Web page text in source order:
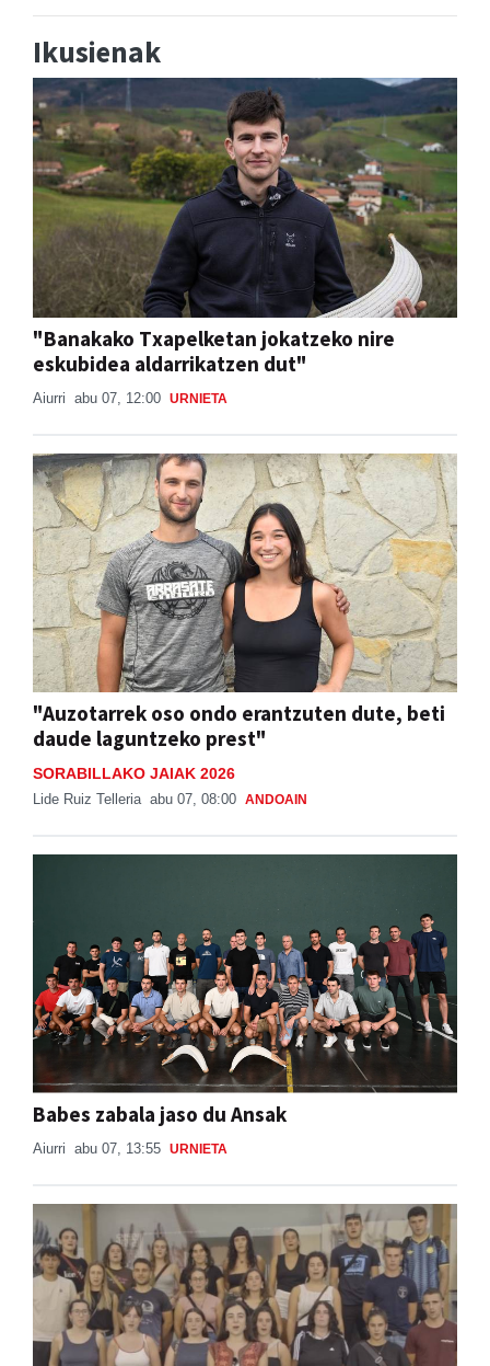
Ikusienak
"Banakako Txapelketan jokatzeko nire
eskubidea aldarrikatzen dut"
Aiurri abu 07, 12:00 URNIETA
"Auzotarrek oso ondo erantzuten dute, beti
daude laguntzeko prest"
SORABILLAKO JAIAK 2026
Lide Ruiz Telleria abu 07, 08:00 ANDOAIN
Babes zabala jaso du Ansak
Aiurri abu 07, 13:55 URNIETA